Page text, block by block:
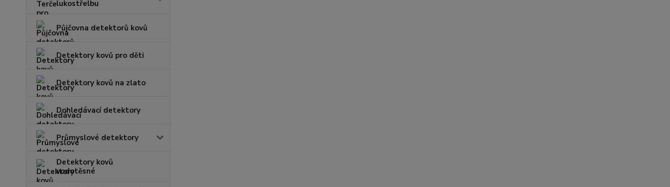
lukostřelbu
Půjčovna detektorů kovů
Detektory kovů pro děti
Detektory kovů na zlato
Dohledávací detektory
Průmyslové detektory
Detektory kovů
vodotěsné